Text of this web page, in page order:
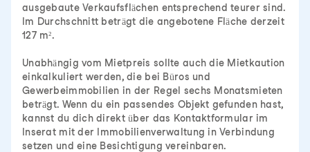
ausgebaute Verkaufsflächen entsprechend teurer sind.
Im Durchschnitt beträgt die angebotene Fläche derzeit
127 m².
Unabhängig vom Mietpreis sollte auch die Mietkaution
einkalkuliert werden, die bei Büros und
Gewerbeimmobilien in der Regel sechs Monatsmieten
beträgt. Wenn du ein passendes Objekt gefunden hast,
kannst du dich direkt über das Kontaktformular im
Inserat mit der Immobilienverwaltung in Verbindung
setzen und eine Besichtigung vereinbaren.